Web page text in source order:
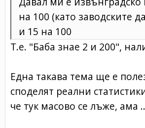
на 100 (като заводските
и 15 на 100
Т.е. "Баба знае 2 и 200",
Една такава тема ще е
споделят реални
че тук масово се лъже, ама